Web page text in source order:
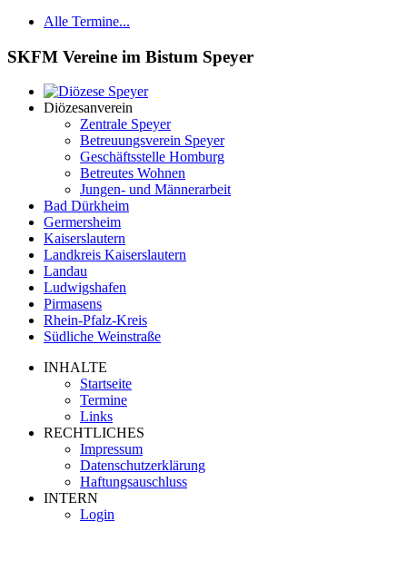
Alle Termine...
SKFM Vereine im Bistum Speyer
Diözesanverein
Zentrale Speyer
Betreuungsverein Speyer
Geschäftsstelle Homburg
Betreutes Wohnen
Jungen- und Männerarbeit
Bad Dürkheim
Germersheim
Kaiserslautern
Landkreis Kaiserslautern
Landau
Ludwigshafen
Pirmasens
Rhein-Pfalz-Kreis
Südliche Weinstraße
INHALTE
Startseite
Termine
Links
RECHTLICHES
Impressum
Datenschutzerklärung
Haftungsauschluss
INTERN
Login